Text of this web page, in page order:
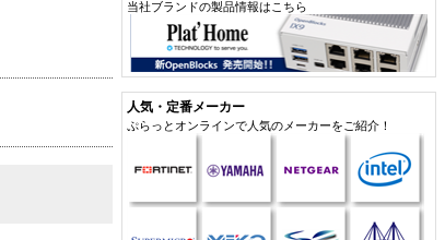
当社ブランドの製品情報はこちら
人気・定番メーカー
ぷらっとオンラインで人気のメーカーをご紹介！